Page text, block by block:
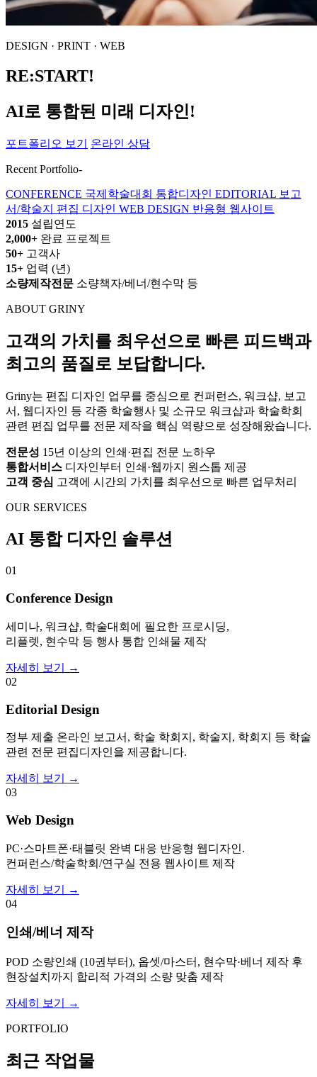
DESIGN · PRINT · WEB
RE:START!
AI로 통합된 미래 디자인!
포트폴리오 보기 온라인 상담
Recent Portfolio-
CONFERENCE 국제학술대회 통합디자인 EDITORIAL 보고
서/학술지 편집 디자인 WEB DESIGN 반응형 웹사이트
2015 설립연도
2,000+ 완료 프로젝트
50+ 고객사
15+ 업력 (년)
소량제작전문 소량책자/베너/현수막 등
ABOUT GRINY
고객의 가치를 최우선으로 빠른 피드백과
최고의 품질로 보답합니다.
Griny는 편집 디자인 업무를 중심으로 컨퍼런스, 워크샵, 보고
서, 웹디자인 등 각종 학술행사 및 소규모 워크샵과 학술학회
관련 편집 업무를 전문 제작을 핵심 역량으로 성장해왔습니다.
전문성 15년 이상의 인쇄·편집 전문 노하우
통합서비스 디자인부터 인쇄·웹까지 원스톱 제공
고객 중심 고객에 시간의 가치를 최우선으로 빠른 업무처리
OUR SERVICES
AI 통합 디자인 솔루션
01
Conference Design
세미나, 워크샵, 학술대회에 필요한 프로시딩,
리플렛, 현수막 등 행사 통합 인쇄물 제작
자세히 보기 →
02
Editorial Design
정부 제출 온라인 보고서, 학술 학회지, 학술지, 학회지 등 학술
관련 전문 편집디자인을 제공합니다.
자세히 보기 →
03
Web Design
PC·스마트폰·태블릿 완벽 대응 반응형 웹디자인.
컨퍼런스/학술학회/연구실 전용 웹사이트 제작
자세히 보기 →
04
인쇄/베너 제작
POD 소량인쇄 (10권부터), 옵셋/마스터, 현수막·베너 제작 후
현장설치까지 합리적 가격의 소량 맞춤 제작
자세히 보기 →
PORTFOLIO
최근 작업물